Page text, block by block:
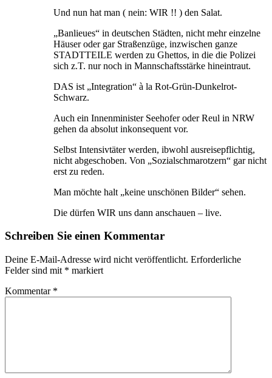
Und nun hat man ( nein: WIR !! ) den Salat.
„Banlieues“ in deutschen Städten, nicht mehr einzelne
Häuser oder gar Straßenzüge, inzwischen ganze
STADTTEILE werden zu Ghettos, in die die Polizei
sich z.T. nur noch in Mannschaftsstärke hineintraut.
DAS ist „Integration“ à la Rot-Grün-Dunkelrot-
Schwarz.
Auch ein Innenminister Seehofer oder Reul in NRW
gehen da absolut inkonsequent vor.
Selbst Intensivtäter werden, ibwohl ausreisepflichtig,
nicht abgeschoben. Von „Sozialschmarotzern“ gar nicht
erst zu reden.
Man möchte halt „keine unschönen Bilder“ sehen.
Die dürfen WIR uns dann anschauen – live.
Schreiben Sie einen Kommentar
Deine E-Mail-Adresse wird nicht veröffentlicht. Erforderliche
Felder sind mit * markiert
Kommentar *